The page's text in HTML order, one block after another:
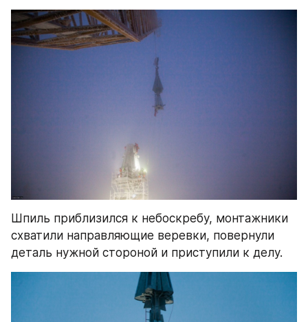
Шпиль приблизился к небоскребу, монтажники
схватили направляющие веревки, повернули
деталь нужной стороной и приступили к делу.